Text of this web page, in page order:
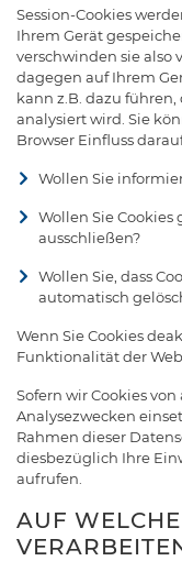
Session-Cookies
Ihrem Gerät
verschwinden sie also
dagegen auf Ihrem
kann z.B. dazu
analysiert wird. Sie
Browser Einfluss
Wollen Sie
Wollen Sie
ausschließen?
Wollen Sie, dass
automatisch
Wenn Sie Cookies
Funktionalität der
Sofern wir Cookies
Analysezwecken
Rahmen dieser
diesbezüglich Ihre
aufrufen.
AUF